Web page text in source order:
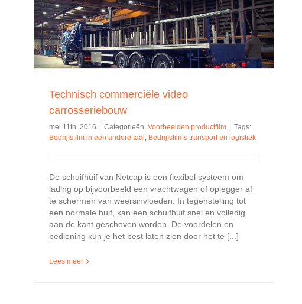
Technisch commerciële video
carrosseriebouw
mei 11th, 2016 | Categorieën: Voorbeelden productfilm | Tags:
Bedrijfsfilm in een andere taal, Bedrijfsfilms transport en logistiek
De schuifhuif van Netcap is een flexibel systeem om
lading op bijvoorbeeld een vrachtwagen of oplegger af
te schermen van weersinvloeden. In tegenstelling tot
een normale huif, kan een schuifhuif snel en volledig
aan de kant geschoven worden. De voordelen en
bediening kun je het best laten zien door het te [...]
Lees meer